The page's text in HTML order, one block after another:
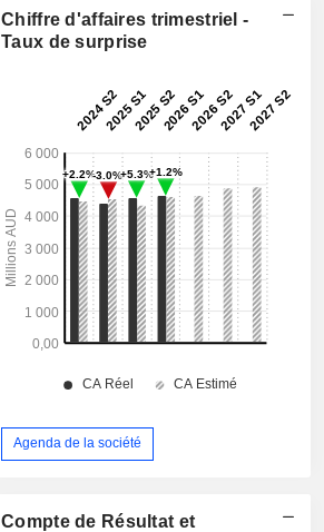
Chiffre d'affaires trimestriel -
Taux de surprise
Agenda de la société
Compte de Résultat et